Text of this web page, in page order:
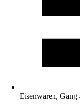
Eisenwaren, Gang